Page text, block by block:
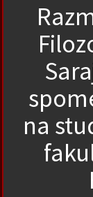
na